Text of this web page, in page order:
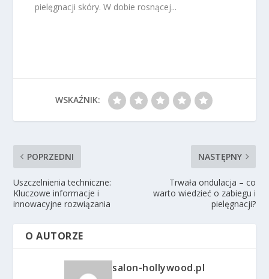
pielęgnacji skóry. W dobie rosnącej...
WSKAŹNIK:
POPRZEDNI
Uszczelnienia techniczne:
Kluczowe informacje i
innowacyjne rozwiązania
NASTĘPNY
Trwała ondulacja – co
warto wiedzieć o zabiegu i
pielęgnacji?
O AUTORZE
salon-hollywood.pl